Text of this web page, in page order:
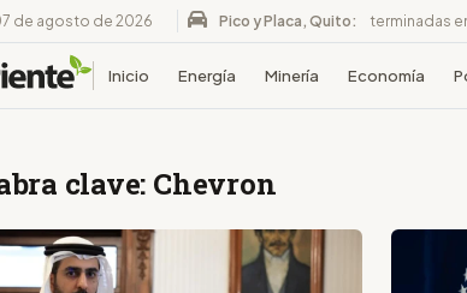
de agosto de 2026 Pico y Placa, Quito: terminadas
Inicio Energía Minería Economía
clave: Chevron